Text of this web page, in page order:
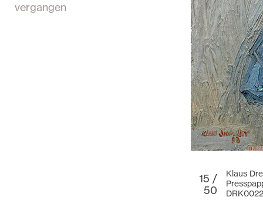
vergangen
15 /
50
Klaus
DRK0022